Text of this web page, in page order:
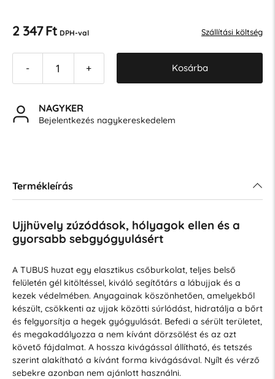
2 347 Ft DPH-val Szállítási költség
- + Kosárba
NAGYKER
Bejelentkezés nagykereskedelem
Termékleírás
Ujjhüvely zúzódások, hólyagok ellen és a
gyorsabb sebgyógyulásért
A TUBUS huzat egy elasztikus csőburkolat, teljes belső
felületén gél kitöltéssel, kiváló segítőtárs a lábujjak és a
kezek védelmében. Anyagainak köszönhetően, amelyekből
készült, csökkenti az ujjak közötti súrlódást, hidratálja a bőrt
és felgyorsítja a hegek gyógyulását. Befedi a sérült területet,
és megakadályozza a nem kívánt dörzsölést és az azt
követő fájdalmat. A hossza kivágással állítható, és tetszés
szerint alakítható a kívánt forma kivágásával. Nyílt és vérző
sebekre azonban nem ajánlott használni.